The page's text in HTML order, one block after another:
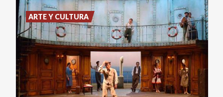
ARTE Y CULTURA